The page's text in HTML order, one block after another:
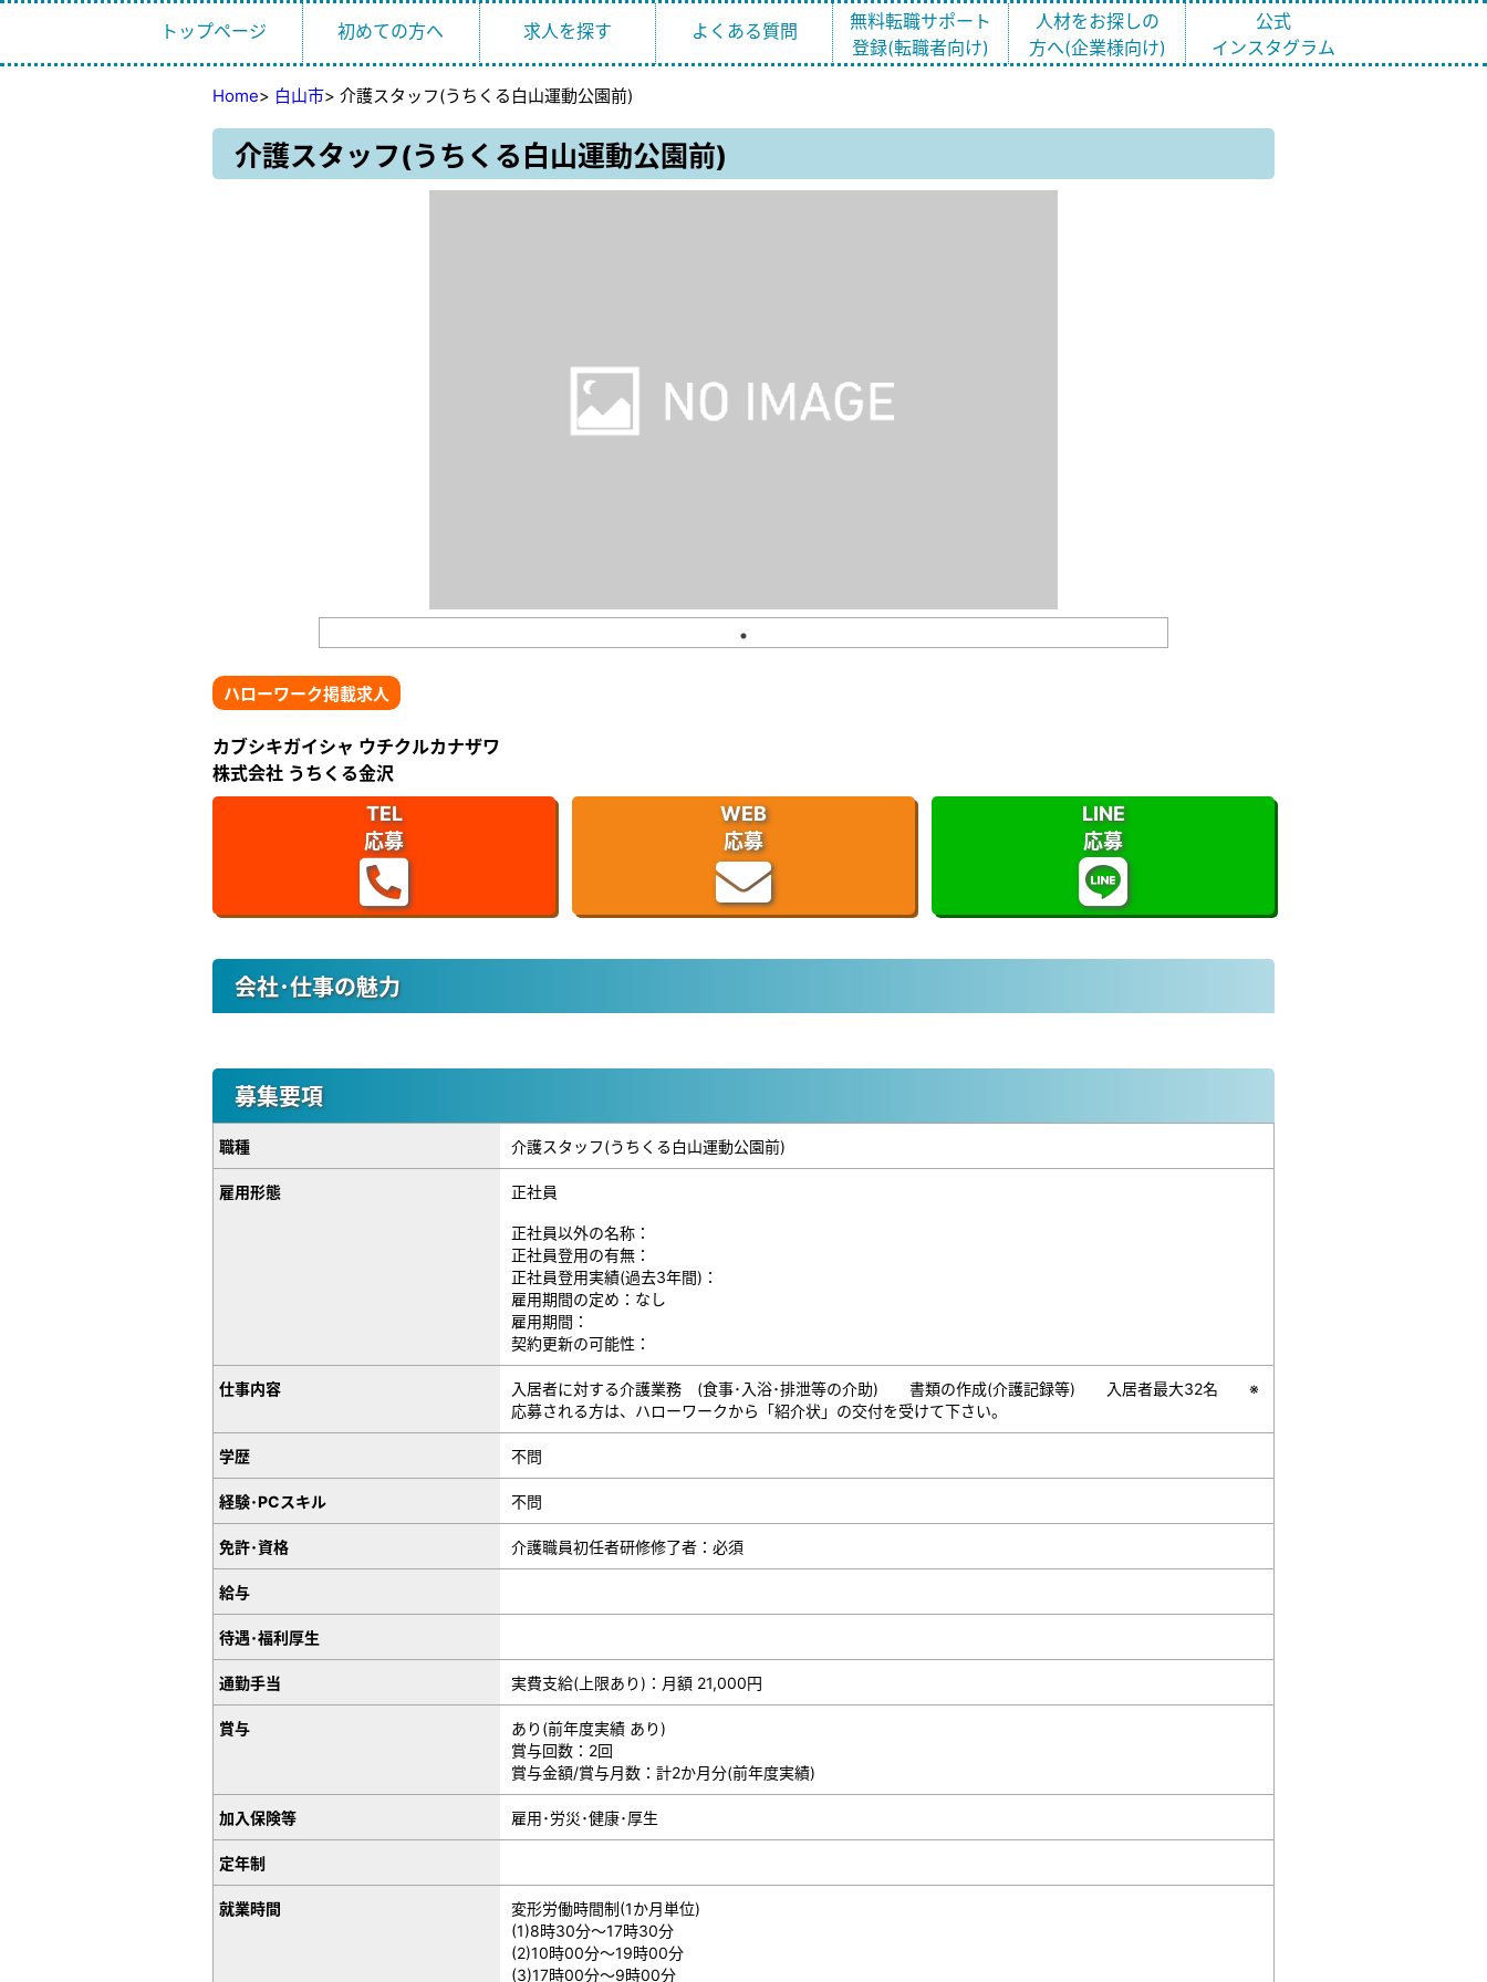
トップページ 初めての方へ 求人を探す よくある質問
無料転職サポート
登録(転職者向け)
人材をお探しの
方へ(企業様向け)
公式
インスタグラム
Home> 白山市> 介護スタッフ(うちくる白山運動公園前)
介護スタッフ(うちくる白山運動公園前)
ハローワーク掲載求人
カブシキガイシャ ウチクルカナザワ
株式会社 うちくる金沢
TEL
応募
WEB
応募
LINE
応募
会社･仕事の魅力
募集要項
職種 介護スタッフ(うちくる白山運動公園前)
雇用形態 正社員
正社員以外の名称：
正社員登用の有無：
正社員登用実績(過去3年間)：
雇用期間の定め：なし
雇用期間：
契約更新の可能性：
仕事内容
入居者に対する介護業務 (食事･入浴･排泄等の介助) 書類の作成(介護記録等) 入居者最大32名 ※
応募される方は、ハローワークから「紹介状」の交付を受けて下さい。
学歴 不問
経験･PCスキル 不問
免許･資格 介護職員初任者研修修了者：必須
給与
待遇･福利厚生
通勤手当 実費支給(上限あり)：月額 21,000円
賞与
あり(前年度実績 あり)
賞与回数：2回
賞与金額/賞与月数：計2か月分(前年度実績)
加入保険等 雇用･労災･健康･厚生
定年制
就業時間
変形労働時間制(1か月単位)
(1)8時30分～17時30分
(2)10時00分～19時00分
(3)17時00分～9時00分